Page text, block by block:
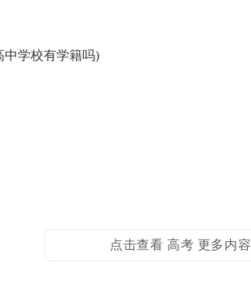
中学校有学籍吗)
点击查看 高考 更多内容